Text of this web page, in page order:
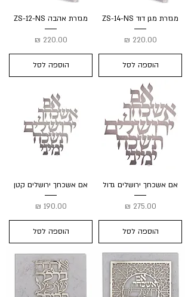
מגזרת מגן דוד ZS-14-NS
מחיר
הוספה לסל
מגזרת אהבה ZS-12-NS
מחיר
הוספה לסל
אם אשכחך ירושלים גדול
מחיר
הוספה לסל
אם אשכחך ירושלים קטן
מחיר
הוספה לסל